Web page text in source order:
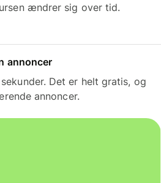
ændrer sig over tid.
annoncer
Det er helt gratis, og
annoncer.